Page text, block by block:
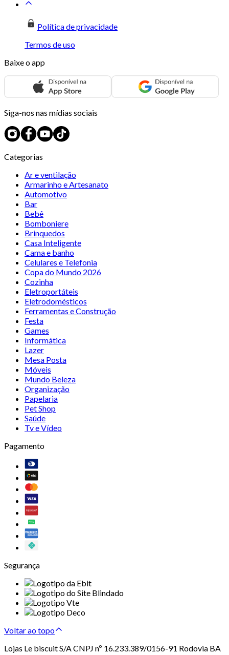
Política de privacidade
Termos de uso
Baixe o app
Siga-nos nas mídias sociais
Categorias
Ar e ventilação
Armarinho e Artesanato
Automotivo
Bar
Bebê
Bomboniere
Brinquedos
Casa Inteligente
Cama e banho
Celulares e Telefonia
Copa do Mundo 2026
Cozinha
Eletroportáteis
Eletrodomésticos
Ferramentas e Construção
Festa
Games
Informática
Lazer
Mesa Posta
Móveis
Mundo Beleza
Organização
Papelaria
Pet Shop
Saúde
Tv e Vídeo
Pagamento
Segurança
Voltar ao topo
Lojas Le biscuit S/A CNPJ nº 16.233.389/0156-91 Rodovia BA